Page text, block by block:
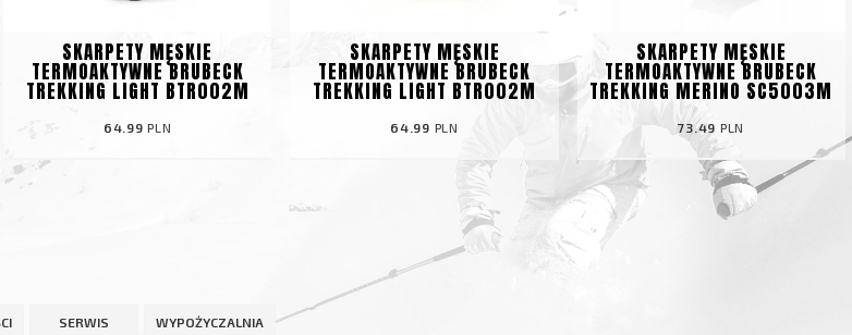
SKARPETY MĘSKIE
TERMOAKTYWNE BRUBECK
TREKKING LIGHT BTR002M
64.99 PLN
SKARPETY MĘSKIE
TERMOAKTYWNE BRUBECK
TREKKING LIGHT BTR002M
64.99 PLN
SKARPETY MĘSKIE
TERMOAKTYWNE BRUBECK
TREKKING MERINO SC5003M
73.49 PLN
SERWIS WYPOŻYCZALNIA